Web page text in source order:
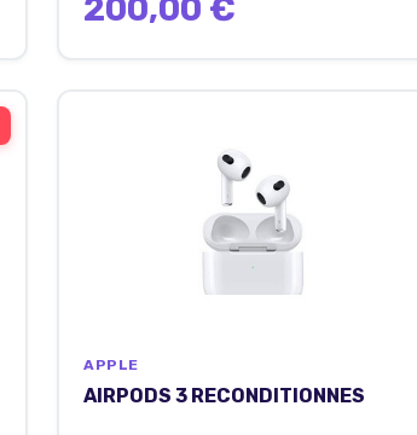
200,00 €
APPLE
AIRPODS 3 RECONDITIONNES